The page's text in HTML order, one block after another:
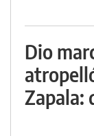
Dio
Zapala: